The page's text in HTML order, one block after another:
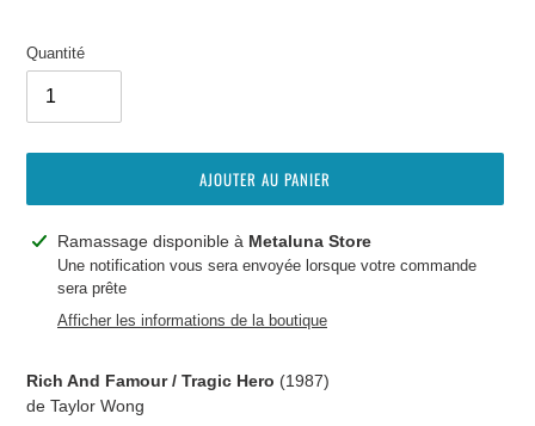
Quantité
AJOUTER AU PANIER
Ajout
produit
Ramassage disponible à Metaluna Store
Une notification vous sera envoyée lorsque votre commande
sera prête
Afficher les informations de la boutique
Rich And Famour / Tragic Hero (1987)
de Taylor Wong